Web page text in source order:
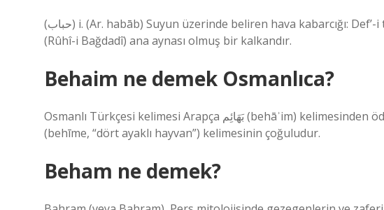
(ﺣﺒﺎﺏ) i. (Ar. habāb) Suyun üzerinde beliren hava kabarcığı: Def’-i tîr-i gussa-i devrân için şarap kadehi / Habâbın
(Rûhî-i Bağdadî) ana aynası olmuş bir kalkandır.
Behaim ne demek Osmanlıca?
Osmanlı Türkçesi kelimesi Arapça بَهَائِم‎ (behāʾim) kelimesinden ödünç alınmış bir kelimedir. Arapça kelime بَهِيمَة‎
(behīme, “dört ayaklı hayvan”) kelimesinin çoğuludur.
Beham ne demek?